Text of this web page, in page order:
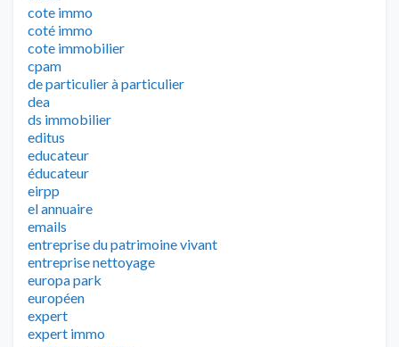
cote immo
coté immo
cote immobilier
cpam
de particulier à particulier
dea
ds immobilier
editus
educateur
éducateur
eirpp
el annuaire
emails
entreprise du patrimoine vivant
entreprise nettoyage
europa park
européen
expert
expert immo